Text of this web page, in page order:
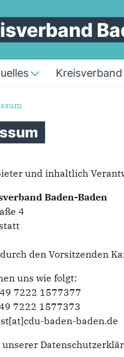
Kreisverband
und inhaltlich
Baden-Baden
4
den Vorsitzenden
uns wie folgt:
7222 1577377
7222 1577373
baden-baden.de
unserer